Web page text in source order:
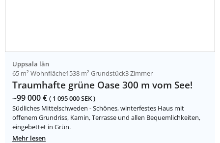
Uppsala län
65 m² Wohnfläche1538 m² Grundstück3 Zimmer
Traumhafte grüne Oase 300 m vom See!
~99 000 € ( 1 095 000 SEK )
Südliches Mittelschweden - Schönes, winterfestes Haus mit
offenem Grundriss, Kamin, Terrasse und allen Bequemlichkeiten,
eingebettet in Grün.
Mehr lesen